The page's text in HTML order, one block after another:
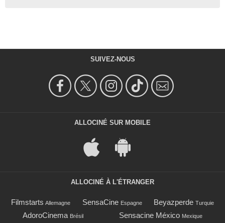
SUIVEZ-NOUS
ALLOCINÉ SUR MOBILE
ALLOCINÉ À L'ÉTRANGER
Filmstarts Allemagne SensaCine Espagne Beyazperde Turquie
AdoroCinema Brésil Sensacine México Mexique